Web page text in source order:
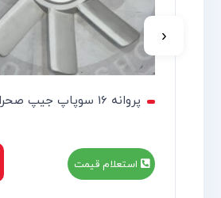
پروانه 16 سوپاپ جیپ صحرا
استعلام قیمت
‹